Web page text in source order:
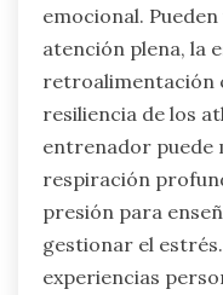
emocional.
atención plena, la
retroalimentación
resiliencia de los
entrenador puede
respiración
presión para
gestionar el
experiencias